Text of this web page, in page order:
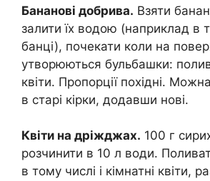
Бананові добрива. Взяти
залити їх водою (наприклад в
банці), почекати коли на
утворюються бульбашки:
квіти. Пропорції похідні.
в старі кірки, додавши нові.
Квіти на дріжджах. 100 г
розчинити в 10 л води.
в тому числі і кімнатні квіти,